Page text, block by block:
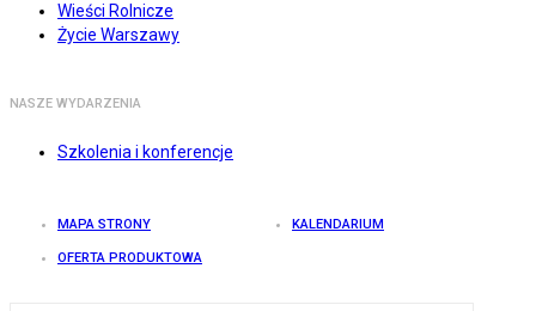
Wieści Rolnicze
Życie Warszawy
NASZE WYDARZENIA
Szkolenia i konferencje
MAPA STRONY KALENDARIUM
OFERTA PRODUKTOWA